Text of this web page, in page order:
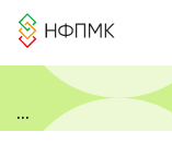
«День коучинга и